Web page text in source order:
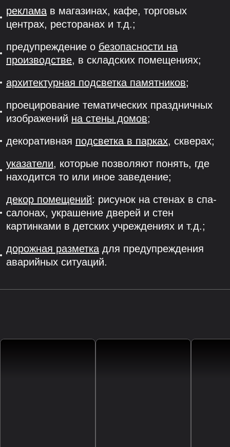
реклама в магазинах, кафе, торговых
центрах, ресторанах и т.д.;
предупреждение о безопасности на
производстве, в складских помещениях;
архитектурная подсветка памятников;
проецирование тематических праздничных
изображений на стены домов;
декоративная подсветка в парках, скверах;
указатели, которые позволяют понять, где
находится то или иное заведение;
декор помещений: рисунок на стенах в спа-
салонах, украшение дверей и стен
картинками в детских учреждениях и т.д.;
дорожная разметка для предупреждения
аварийных ситуаций.